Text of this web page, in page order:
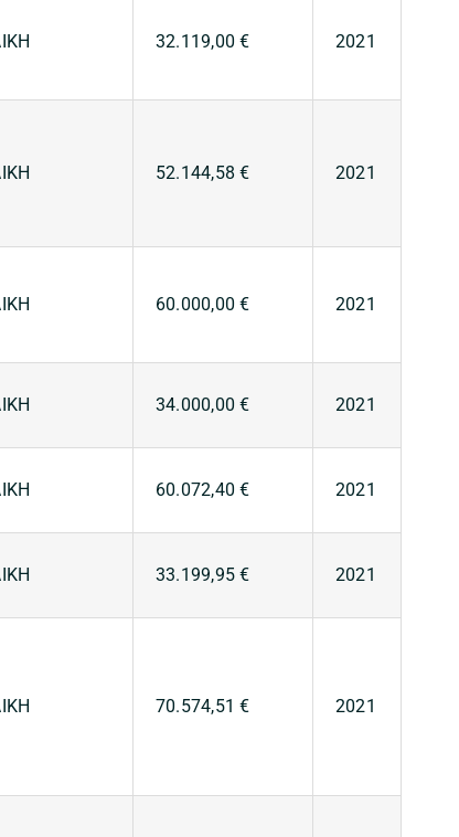
32.119,00 € 2021
52.144,58 € 2021
60.000,00 € 2021
34.000,00 € 2021
60.072,40 € 2021
33.199,95 € 2021
70.574,51 € 2021